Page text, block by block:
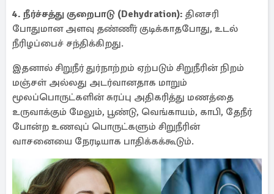
4. நீர்ச்சத்து குறைபாடு (Dehydration): தினசரி
போதுமான அளவு தண்ணீர் குடிக்காதபோது, உடல்
நீரிழப்பைச் சந்திக்கிறது.
இதனால் சிறுநீர் துர்நாற்றம் ஏற்படும் சிறுநீரின் நிறம்
மஞ்சள் அல்லது அடர்வானதாக மாறும்
மூலப்பொருட்களின் சுரப்பு அதிகரித்து மணத்தை
உருவாக்கும் மேலும், பூண்டு, வெங்காயம், காபி, தேநீர்
போன்ற உணவுப் பொருட்களும் சிறுநீரின்
வாசனையை நேரடியாக பாதிக்கக்கூடும்.